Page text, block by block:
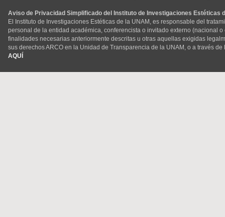
Aviso de Privacidad Simplificado del Instituto de Investigaciones Estéticas
El Instituto de Investigaciones Estéticas de la UNAM, es responsable del
personal de la entidad académica, conferencista o invitado externo (nacional
finalidades necesarias anteriormente descritas u otras aquellas exigidas
sus derechos ARCO en la Unidad de Transparencia de la UNAM, o a través
AQUÍ